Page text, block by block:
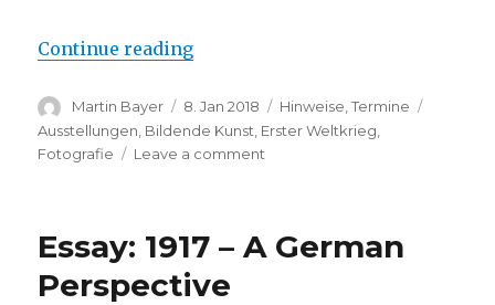
Continue reading“Exhibition: Stephan Schenk –
Author
Martin Bayer
Posted
on
8. Jan 2018 Categories
Hinweise,Termine
Ausstellungen Bildende Kunst Erster Weltkrieg
Fotografie
Leave a comment
Essay: 1917 – A German
Perspective